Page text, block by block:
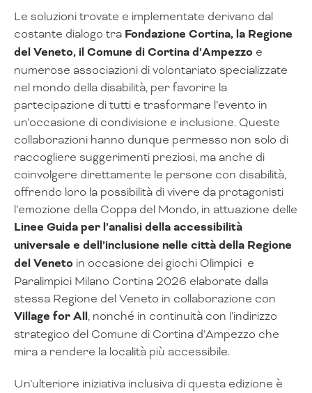
Le soluzioni trovate e implementate derivano dal
costante dialogo tra Fondazione Cortina, la Regione
del Veneto, il Comune di Cortina d’Ampezzo e
numerose associazioni di volontariato specializzate
nel mondo della disabilità, per favorire la
partecipazione di tutti e trasformare l’evento in
un’occasione di condivisione e inclusione. Queste
collaborazioni hanno dunque permesso non solo di
raccogliere suggerimenti preziosi, ma anche di
coinvolgere direttamente le persone con disabilità,
offrendo loro la possibilità di vivere da protagonisti
l’emozione della Coppa del Mondo, in attuazione delle
Linee Guida per l’analisi della accessibilità
universale e dell’inclusione nelle città della Regione
del Veneto in occasione dei giochi Olimpici e
Paralimpici Milano Cortina 2026 elaborate dalla
stessa Regione del Veneto in collaborazione con
Village for All, nonché in continuità con l’indirizzo
strategico del Comune di Cortina d’Ampezzo che
mira a rendere la località più accessibile.
Un’ulteriore iniziativa inclusiva di questa edizione è